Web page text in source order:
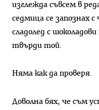
изглежда съвсем в
седмица се запознах
сладолед с
твърди той.
Няма как да проверя.
Доволна бях, че съм